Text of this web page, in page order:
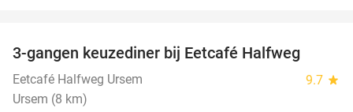
3-gangen keuzediner bij Eetcafé Halfweg
Eetcafé Halfweg Ursem 9.7 star
Ursem (8 km)